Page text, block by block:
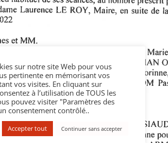
sur notre site Web pour vous
pertinente en mémorisant vos
vos visites. En cliquant sur
à l’utilisation de TOUS les
pouvez visiter "Paramètres des
consentement contrôlé..
Accepter tout Continuer sans accepter